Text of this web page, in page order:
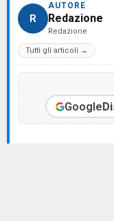
R
AUTORE
Redazione
Redazione
Tutti gli articoli →
Google